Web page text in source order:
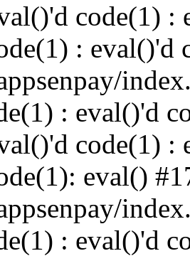
code(1) :
: eval()'d
: eval()'d
code(1) :
eval()
: eval()'d